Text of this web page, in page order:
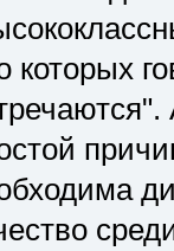
которых